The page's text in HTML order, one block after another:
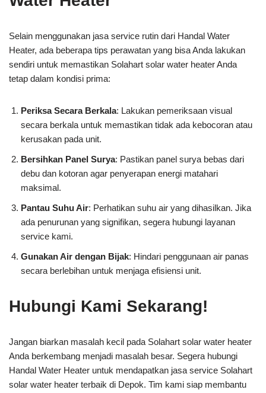
Selain menggunakan jasa service rutin dari Handal Water
Heater, ada beberapa tips perawatan yang bisa Anda lakukan
sendiri untuk memastikan Solahart solar water heater Anda
tetap dalam kondisi prima:
Periksa Secara Berkala: Lakukan pemeriksaan visual
secara berkala untuk memastikan tidak ada kebocoran atau
kerusakan pada unit.
Bersihkan Panel Surya: Pastikan panel surya bebas dari
debu dan kotoran agar penyerapan energi matahari
maksimal.
Pantau Suhu Air: Perhatikan suhu air yang dihasilkan. Jika
ada penurunan yang signifikan, segera hubungi layanan
service kami.
Gunakan Air dengan Bijak: Hindari penggunaan air panas
secara berlebihan untuk menjaga efisiensi unit.
Hubungi Kami Sekarang!
Jangan biarkan masalah kecil pada Solahart solar water heater
Anda berkembang menjadi masalah besar. Segera hubungi
Handal Water Heater untuk mendapatkan jasa service Solahart
solar water heater terbaik di Depok. Tim kami siap membantu